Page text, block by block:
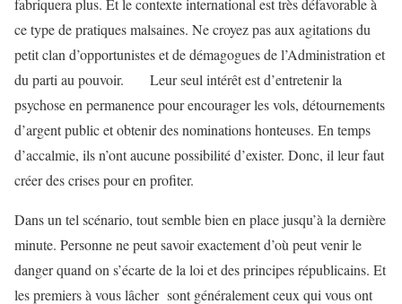
fabriquera plus. Et le contexte international est très défavorable à
ce type de pratiques malsaines. Ne croyez pas aux agitations du
petit clan d’opportunistes et de démagogues de l’Administration et
du parti au pouvoir. Leur seul intérêt est d’entretenir la
psychose en permanence pour encourager les vols, détournements
d’argent public et obtenir des nominations honteuses. En temps
d’accalmie, ils n’ont aucune possibilité d’exister. Donc, il leur faut
créer des crises pour en profiter.
Dans un tel scénario, tout semble bien en place jusqu’à la dernière
minute. Personne ne peut savoir exactement d’où peut venir le
danger quand on s’écarte de la loi et des principes républicains. Et
les premiers à vous lâcher sont généralement ceux qui vous ont